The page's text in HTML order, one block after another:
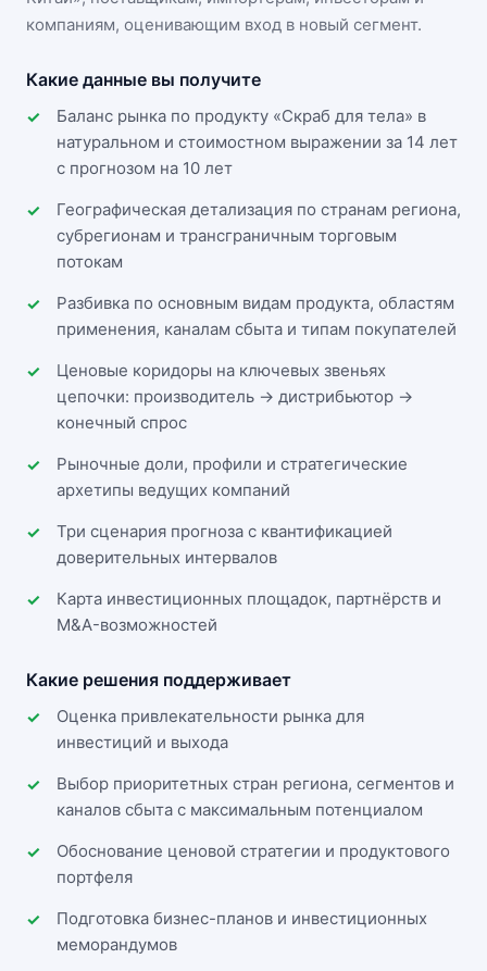
компаниям, оценивающим вход в новый сегмент.
Какие данные вы получите
Баланс рынка по продукту «Скраб для тела» в
натуральном и стоимостном выражении за 14 лет
с прогнозом на 10 лет
Географическая детализация по странам региона,
субрегионам и трансграничным торговым
потокам
Разбивка по основным видам продукта, областям
применения, каналам сбыта и типам покупателей
Ценовые коридоры на ключевых звеньях
цепочки: производитель → дистрибьютор →
конечный спрос
Рыночные доли, профили и стратегические
архетипы ведущих компаний
Три сценария прогноза с квантификацией
доверительных интервалов
Карта инвестиционных площадок, партнёрств и
M&A-возможностей
Какие решения поддерживает
Оценка привлекательности рынка для
инвестиций и выхода
Выбор приоритетных стран региона, сегментов и
каналов сбыта с максимальным потенциалом
Обоснование ценовой стратегии и продуктового
портфеля
Подготовка бизнес-планов и инвестиционных
меморандумов